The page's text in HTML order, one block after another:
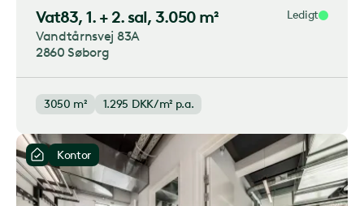
Vat83, 1. + 2. sal, 3.050 m² Ledigt
Vandtårnsvej 83A
2860 Søborg
3050 m² 1.295 DKK/m² p.a.
Kontor